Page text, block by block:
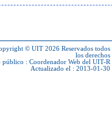
© UIT 2026 Reservados todos
los derechos
público : Coordenador Web del UIT-R
Actualizado el : 2013-01-30